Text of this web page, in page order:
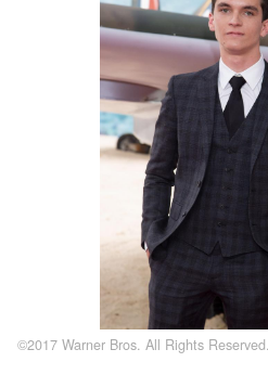
©2017 Warner Bros. All Rights Reserved.